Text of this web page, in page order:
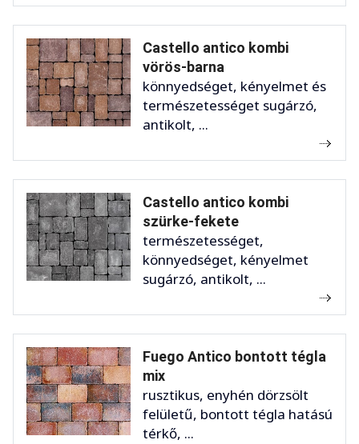
Castello antico kombi
vörös-barna
könnyedséget, kényelmet és
természetességet sugárzó,
antikolt, ...
Castello antico kombi
szürke-fekete
természetességet,
könnyedséget, kényelmet
sugárzó, antikolt, ...
Fuego Antico bontott tégla
mix
rusztikus, enyhén dörzsölt
felületű, bontott tégla hatású
térkő, ...